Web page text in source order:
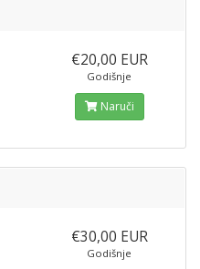
€20,00 EUR
Godišnje
Naruči
€30,00 EUR
Godišnje